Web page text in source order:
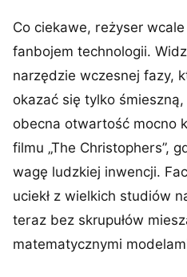
Co ciekawe, reżyser
fanbojem technologii.
narzędzie wczesnej fazy,
okazać się tylko
obecna otwartość mocno
filmu „The Christophers”,
wagę ludzkiej inwencji.
uciekł z wielkich studiów
teraz bez skrupułów
matematycznymi